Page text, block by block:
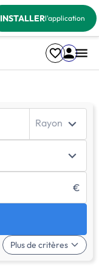
INSTALLERl'application
Rayon
€
Plus de critères